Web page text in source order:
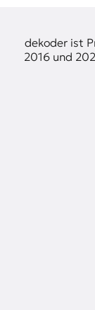
dekoder ist
2016 und